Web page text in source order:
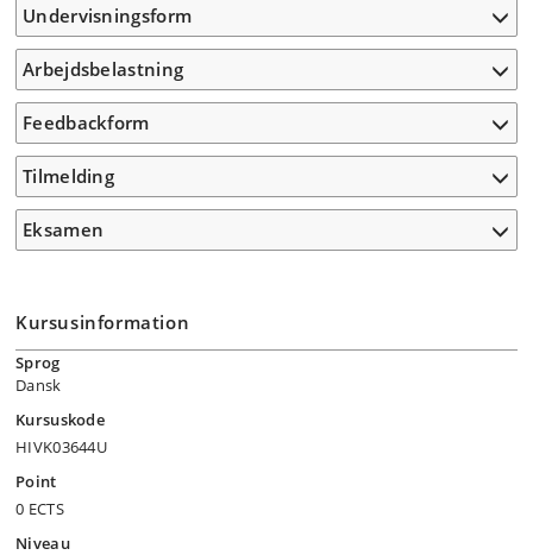
Undervisningsform
Arbejdsbelastning
Feedbackform
Tilmelding
Eksamen
Kursusinformation
Sprog
Dansk
Kursuskode
HIVK03644U
Point
0 ECTS
Niveau